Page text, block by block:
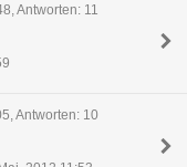
Antworten: 11
Antworten: 10